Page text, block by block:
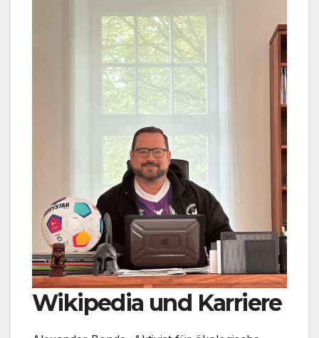
Wikipedia und Karriere